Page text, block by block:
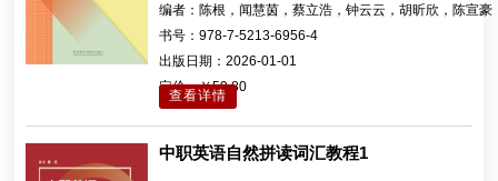
编者： 陈根，闻慧茵，蔡立浩，钟云云，胡昕欣，陈宣豪
书号：978-7-5213-6956-4
出版日期：2026-01-01
定价：￥59.80
查看详情
中职英语自然拼读词汇教程1